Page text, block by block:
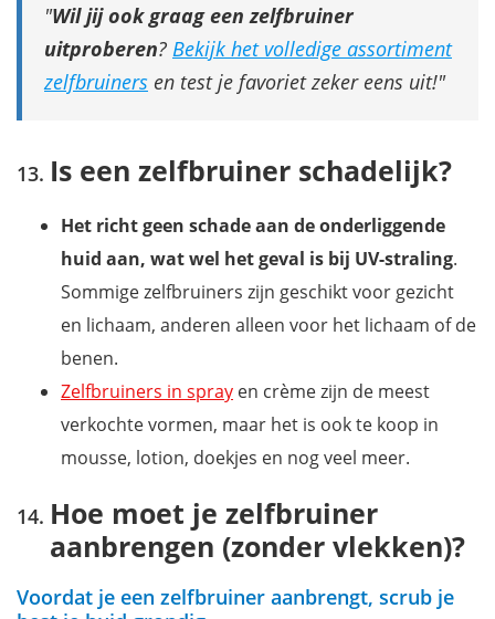
Wil jij ook graag een zelfbruiner
uitproberen? Bekijk het volledige assortiment
zelfbruiners en test je favoriet zeker eens uit!
Is een zelfbruiner schadelijk?
Het richt geen schade aan de onderliggende
huid aan, wat wel het geval is bij UV-straling.
Sommige zelfbruiners zijn geschikt voor gezicht
en lichaam, anderen alleen voor het lichaam of de
benen.
Zelfbruiners in spray en crème zijn de meest
verkochte vormen, maar het is ook te koop in
mousse, lotion, doekjes en nog veel meer.
Hoe moet je zelfbruiner
aanbrengen (zonder vlekken)?
Voordat je een zelfbruiner aanbrengt, scrub je